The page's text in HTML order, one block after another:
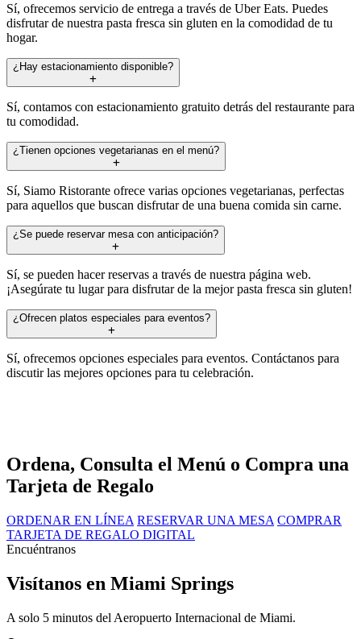
Sí, ofrecemos servicio de entrega a través de Uber Eats. Puedes
disfrutar de nuestra pasta fresca sin gluten en la comodidad de tu
hogar.
¿Hay estacionamiento disponible?
Sí, contamos con estacionamiento gratuito detrás del restaurante para
tu comodidad.
¿Tienen opciones vegetarianas en el menú?
Sí, Siamo Ristorante ofrece varias opciones vegetarianas, perfectas
para aquellos que buscan disfrutar de una buena comida sin carne.
¿Se puede reservar mesa con anticipación?
Sí, se pueden hacer reservas a través de nuestra página web.
¡Asegúrate tu lugar para disfrutar de la mejor pasta fresca sin gluten!
¿Ofrecen platos especiales para eventos?
Sí, ofrecemos opciones especiales para eventos. Contáctanos para
discutir las mejores opciones para tu celebración.
Ordena, Consulta el Menú o Compra una
Tarjeta de Regalo
ORDENAR EN LÍNEA RESERVAR UNA MESA COMPRAR
TARJETA DE REGALO DIGITAL
Encuéntranos
Visítanos en Miami Springs
A solo 5 minutos del Aeropuerto Internacional de Miami.